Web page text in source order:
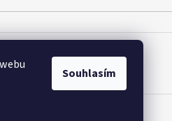
Souhlasím